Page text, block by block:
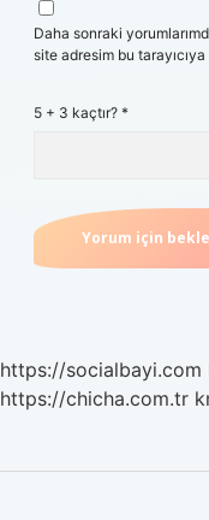
Daha sonraki
site adresim bu
5 + 3 kaçtır? *
https://socialbayi.com
https://chicha.com.tr